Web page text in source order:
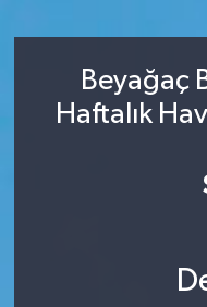
Beyağaç
Haftalık
Haber Arşivi